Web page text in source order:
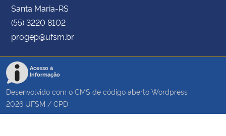
Santa Maria-RS
(55) 3220 8102
progep@ufsm.br
Acesso à
Informação
Desenvolvido com o CMS de código aberto Wordpress
2026 UFSM / CPD